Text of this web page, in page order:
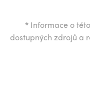
* Informace o
dostupných zdrojů a